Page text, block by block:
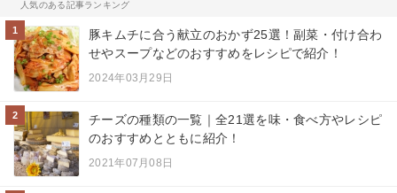
人気のある記事ランキング
1
豚キムチに合う献立のおかず25選！副菜・付け合わ
せやスープなどのおすすめをレシピで紹介！
2024年03月29日
2
チーズの種類の一覧｜全21選を味・食べ方やレシピ
のおすすめとともに紹介！
2021年07月08日